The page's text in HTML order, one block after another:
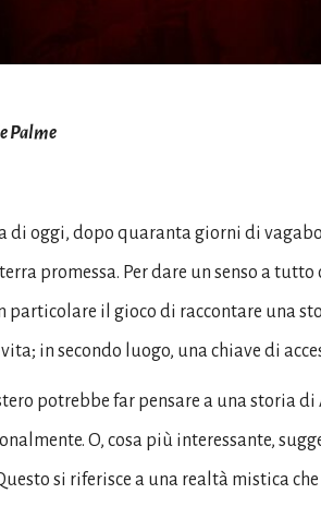
Palme
di oggi, dopo quaranta giorni di
promessa. Per dare un senso a
particolare il gioco di raccontare una
in secondo luogo, una chiave di
potrebbe far pensare a una storia
O, cosa più interessante,
si riferisce a una realtà mistica